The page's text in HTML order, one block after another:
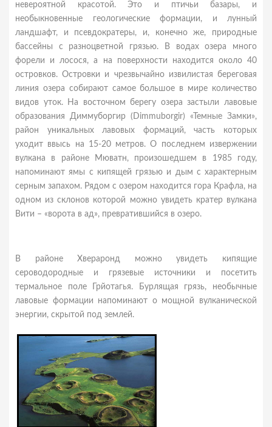
невероятной красотой. Это и птичьи базары, и
необыкновенные геологические формации, и лунный
ландшафт, и псевдократеры, и, конечно же, природные
бассейны с разноцветной грязью. В водах озера много
форели и лосося, а на поверхности находится около 40
островков. Островки и чрезвычайно извилистая береговая
линия озера собирают самое большое в мире количество
видов уток. На восточном берегу озера застыли лавовые
образования Диммуборгир (Dimmuborgir) «Темные Замки»,
район уникальных лавовых формаций, часть которых
уходит ввысь на 15-20 метров. О последнем извержении
вулкана в районе Мюватн, произошедшем в 1985 году,
напоминают ямы с кипящей грязью и дым с характерным
серным запахом. Рядом с озером находится гора Крафла, на
одном из склонов которой можно увидеть кратер вулкана
Вити – «ворота в ад», превратившийся в озеро.
В районе Хвераронд можно увидеть кипящие
сероводородные и грязевые источники и посетить
термальное поле Грйотагья. Бурлящая грязь, необычные
лавовые формации напоминают о мощной вулканической
энергии, скрытой под землей.